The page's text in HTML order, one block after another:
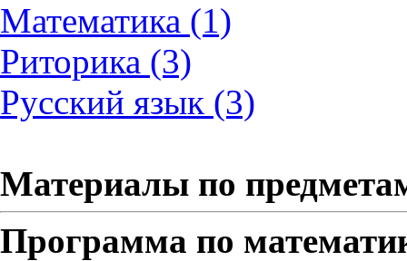
Математика (1)
Риторика (3)
Русский язык (3)
Материалы по
Программа по